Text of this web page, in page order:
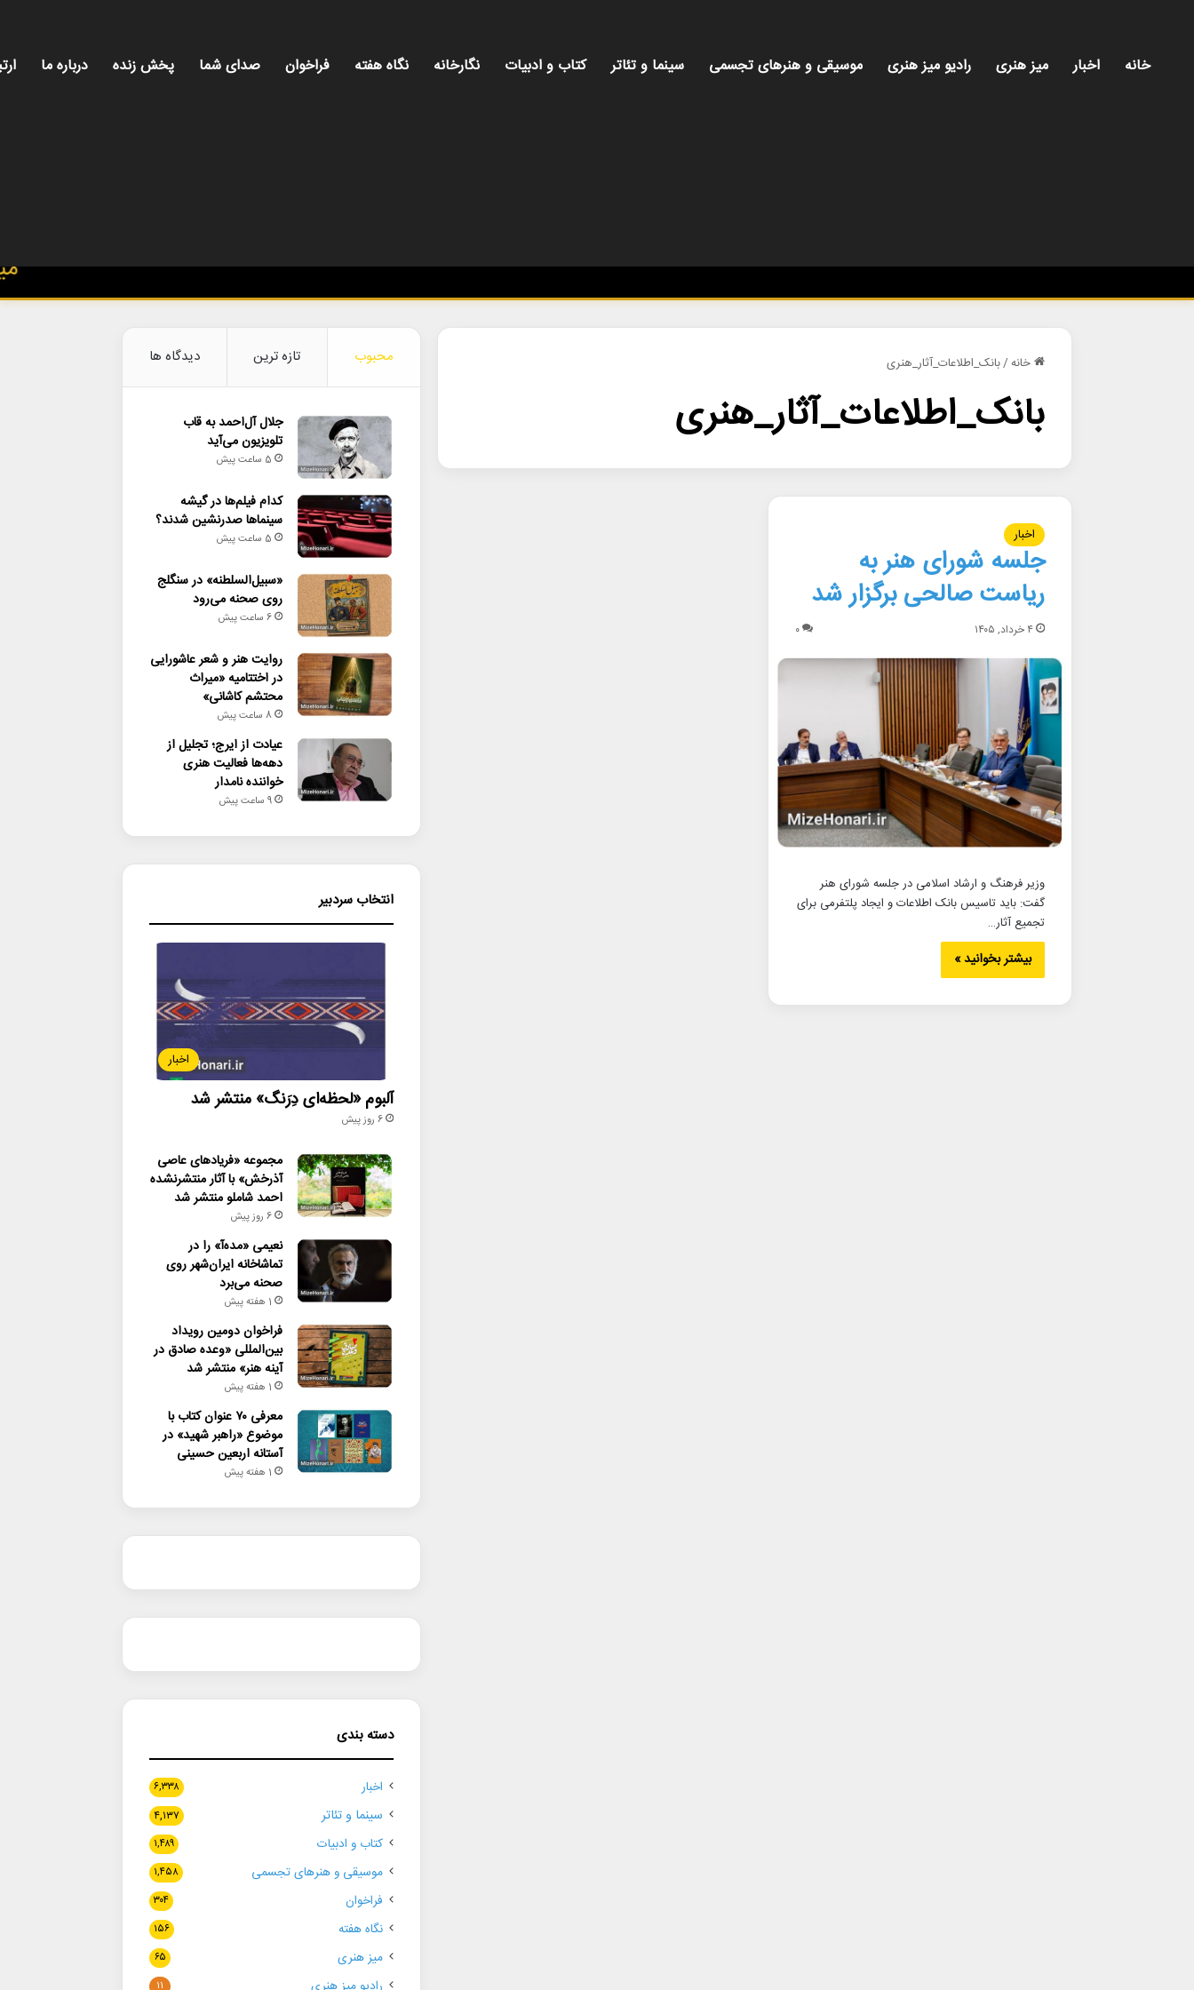
خانه اخبار میز هنری رادیو میز هنری موسیقی و هنرهای تجسمی سینما و تئاتر کتاب و ادبیات نگارخانه نگاه هفته فراخوان صدای شما پخش زنده درباره ما
خانه/بانک_اطلاعات_آثار_هنری
بانک_اطلاعات_آثار_هنری
اخبار
جلسه شورای هنر به
ریاست صالحی برگزار شد
۴ خرداد, ۱۴۰۵ ۰
وزیر فرهنگ و ارشاد اسلامی در جلسه شورای هنر
گفت: باید تاسیس بانک اطلاعات و ایجاد پلتفرمی برای
تجمیع آثار…
بیشتر بخوانید »
محبوب تازه ترین دیدگاه ها
جلال آل‌احمد به قاب
تلویزیون می‌آید
5 ساعت پیش
کدام فیلم‌ها در گیشه
سینماها صدرنشین شدند؟
5 ساعت پیش
«سبیل‌السلطنه» در سنگلج
روی صحنه می‌رود
6 ساعت پیش
روایت هنر و شعر عاشورایی
در اختتامیه «میراث
محتشم کاشانی»
8 ساعت پیش
عیادت از ایرج؛ تجلیل از
دهه‌ها فعالیت هنری
خواننده نامدار
9 ساعت پیش
انتخاب سردبیر
اخبار
آلبوم «لحظه‌ای دِرَنگ» منتشر شد
6 روز پیش
مجموعه «فریادهای عاصی
آذرخش» با آثار منتشرنشده
احمد شاملو منتشر شد
6 روز پیش
نعیمی «مده‌آ» را در
تماشاخانه ایران‌شهر روی
صحنه می‌برد
1 هفته پیش
فراخوان دومین رویداد
بین‌المللی «وعده صادق در
آینه هنر» منتشر شد
1 هفته پیش
معرفی ۷۰ عنوان کتاب با
موضوع «راهبر شهید» در
آستانه اربعین حسینی
1 هفته پیش
دسته بندی
اخبار ۶,۳۳۸
سینما و تئاتر ۴,۱۳۷
کتاب و ادبیات ۱,۴۸۹
موسیقی و هنرهای تجسمی ۱,۴۵۸
فراخوان ۳۰۴
نگاه هفته ۱۵۶
میز هنری ۶۵
۱۱